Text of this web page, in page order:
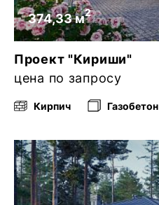
374,33 м2
Проект "Кириши"
цена по запросу
Кирпич Газобетон